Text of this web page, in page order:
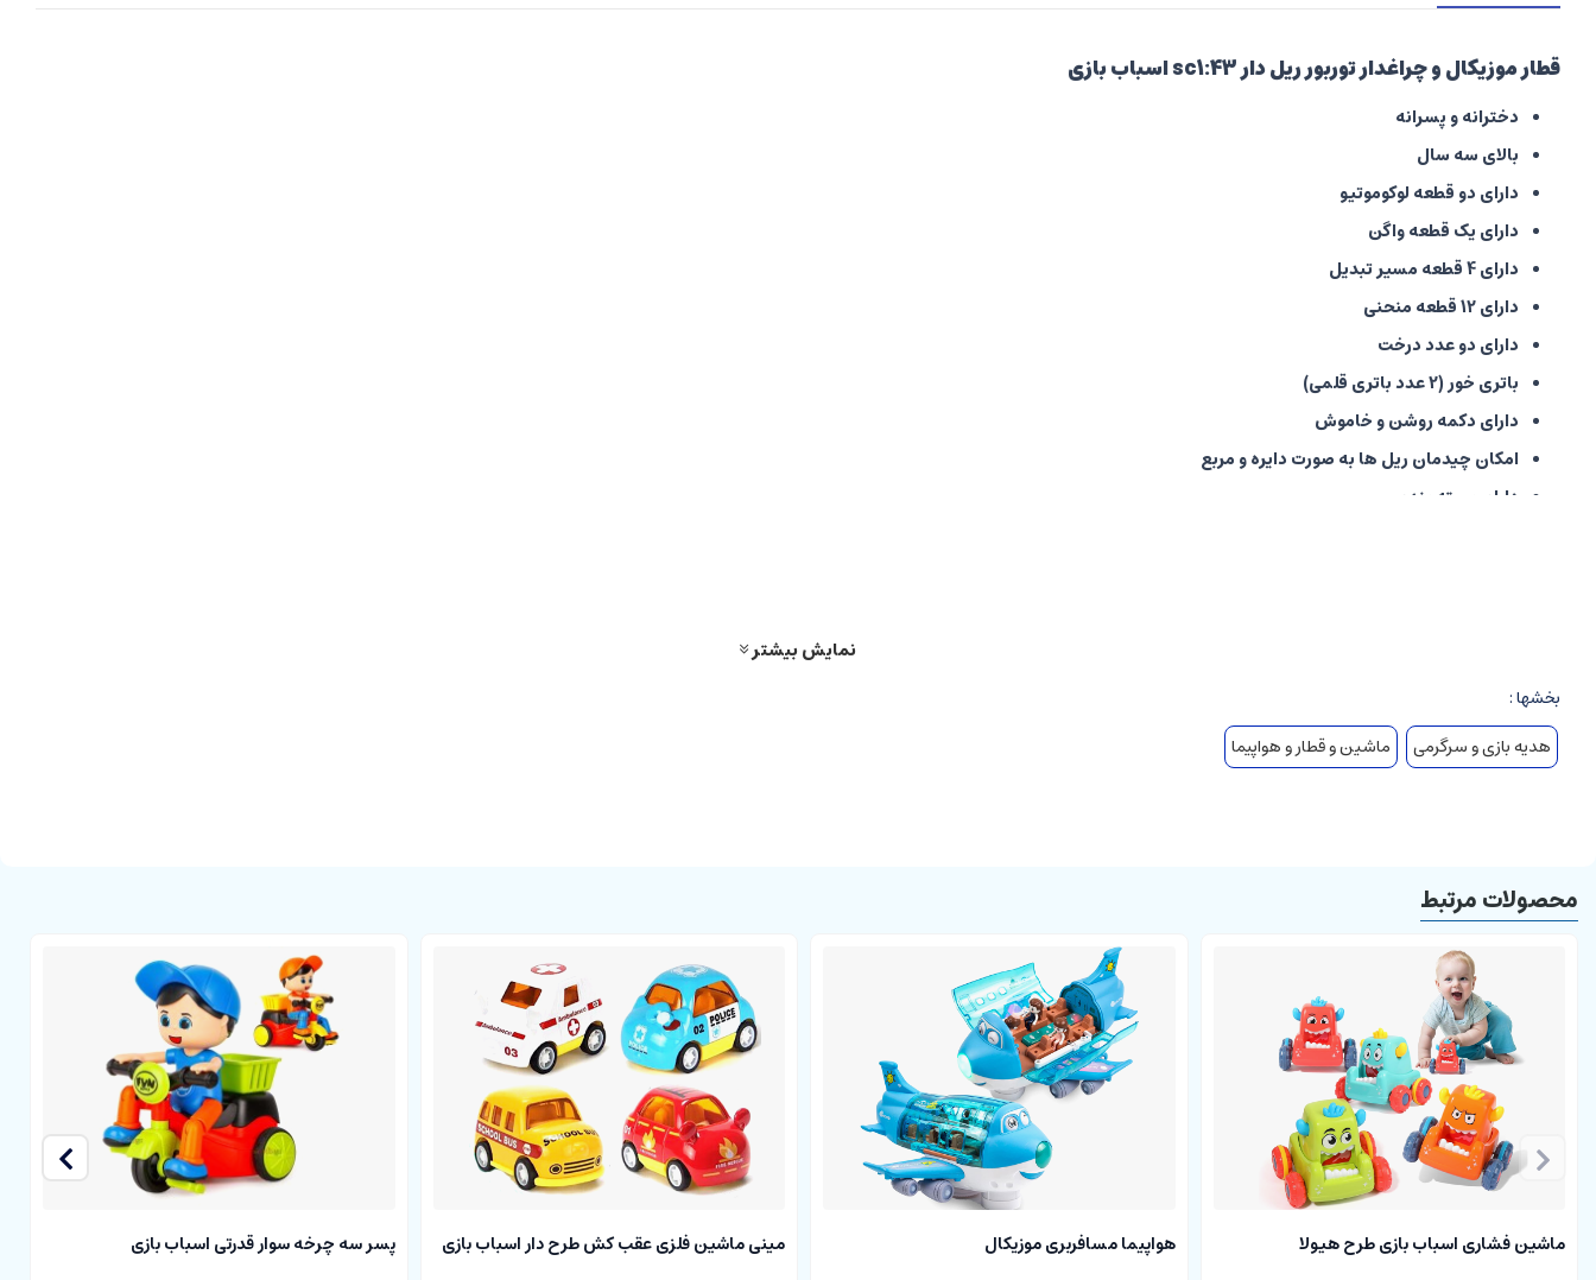
قطار موزیکال و چراغدار توربور ریل دار sc1:43 اسباب بازی
دخترانه و پسرانه
بالای سه سال
دارای دو قطعه لوکوموتیو
دارای یک قطعه واگن
دارای 4 قطعه مسیر تبدیل
دارای 12 قطعه منحنی
دارای دو عدد درخت
باتری خور (2 عدد باتری قلمی)
دارای دکمه روشن و خاموش
امکان چیدمان ریل ها به صورت دایره و مربع
دارای بسته بندی
نمایش بیشتر
بخشها :
هدیه بازی و سرگرمی
ماشین و قطار و هواپیما
محصولات مرتبط
ماشین فشاری اسباب بازی طرح هیولا هواپیما مسافربری موزیکال مینی ماشین فلزی عقب کش طرح دار اسباب بازی پسر سه چرخه سوار قدرتی اسباب بازی